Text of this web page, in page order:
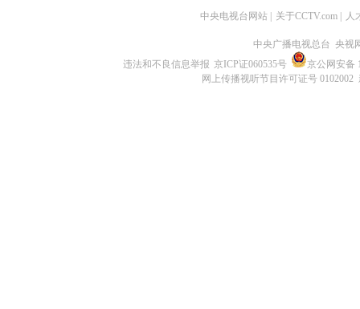
中央电视台网站 关于CCTV.com 人
中央广播电视总台 央视
违法和不良信息举报 京ICP证060535号
京公网安备
网上传播视听节目许可证号 0102002